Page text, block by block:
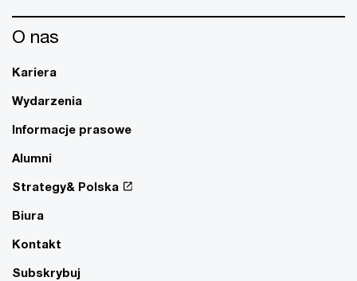
O nas
Kariera
Wydarzenia
Informacje prasowe
Alumni
Strategy& Polska
Biura
Kontakt
Subskrybuj